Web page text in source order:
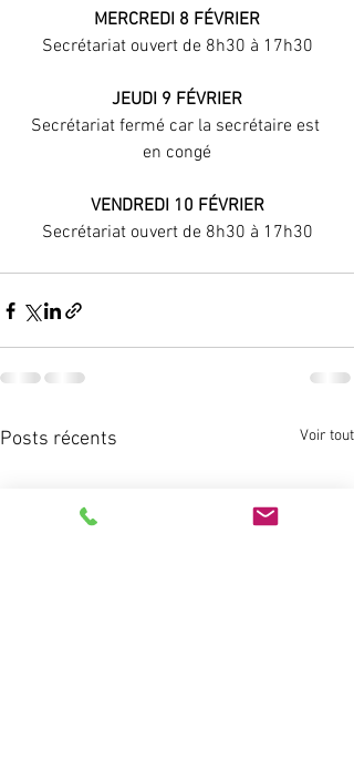
MERCREDI 8 FÉVRIER
Secrétariat ouvert de 8h30 à 17h30
JEUDI 9 FÉVRIER
Secrétariat fermé car la secrétaire est
en congé
VENDREDI 10 FÉVRIER
Secrétariat ouvert de 8h30 à 17h30
Posts récents Voir tout